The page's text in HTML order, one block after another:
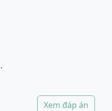
Xem đáp án